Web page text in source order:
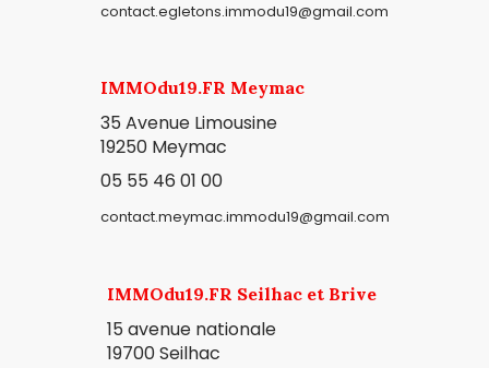
contact.egletons.immodu19@gmail.com
IMMOdu19.FR Meymac
35 Avenue Limousine
19250 Meymac
05 55 46 01 00
contact.meymac.immodu19@gmail.com
IMMOdu19.FR Seilhac et Brive
15 avenue nationale
19700 Seilhac